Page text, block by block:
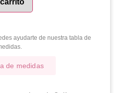
ayudarte de nuestra tabla de
de medidas